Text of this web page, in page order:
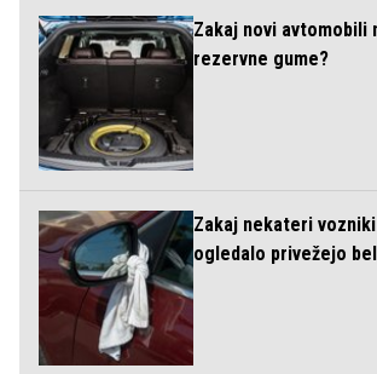
Zakaj novi avtomobili
rezervne gume?
Zakaj nekateri
ogledalo privežejo